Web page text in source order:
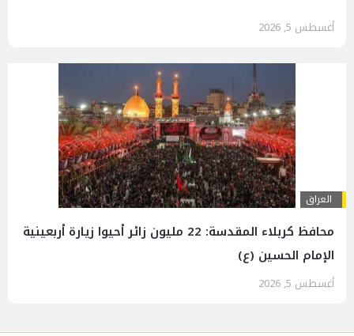
أغسطس 5, 2026
العراق
محافظ كربلاء المقدسة: 22 مليون زائر أحيوا زيارة أربعينية
الإمام الحسين (ع)
أغسطس 5, 2026